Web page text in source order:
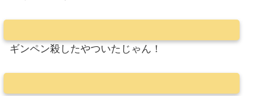
ギンペン殺したやついたじゃん！